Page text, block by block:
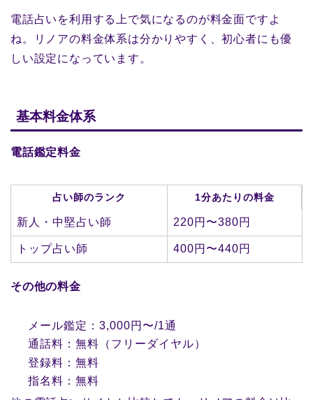
電話占いを利用する上で気になるのが料金面ですよ
ね。リノアの料金体系は分かりやすく、初心者にも優
しい設定になっています。
基本料金体系
電話鑑定料金
占い師のランク 1分あたりの料金
新人・中堅占い師 220円〜380円
トップ占い師 400円〜440円
その他の料金
メール鑑定：3,000円〜/1通
通話料：無料（フリーダイヤル）
登録料：無料
指名料：無料